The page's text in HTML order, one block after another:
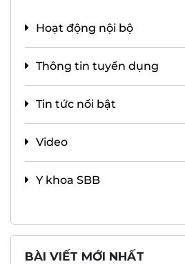
Hoạt động nội bộ
Thông tin tuyển dụng
Tin tức nổi bật
Video
Y khoa SBB
BÀI VIẾT MỚI NHẤT